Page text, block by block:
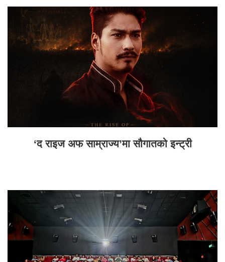
‘द राइज अफ साम्राज्य’मा सौगातको इन्ट्री